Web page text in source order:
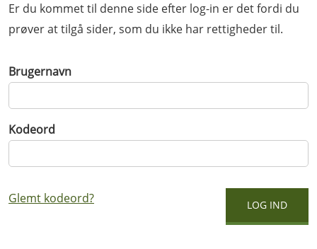
Er du kommet til denne side efter log-in er det fordi du
prøver at tilgå sider, som du ikke har rettigheder til.
Brugernavn
Kodeord
Glemt kodeord?